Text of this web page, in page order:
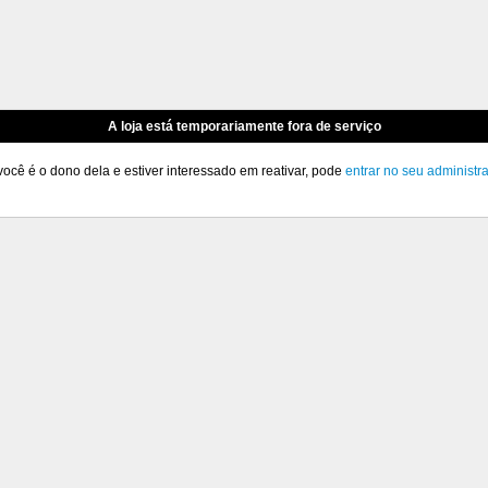
A loja está temporariamente fora de serviço
é o dono dela e estiver interessado em reativar, pode entrar no seu